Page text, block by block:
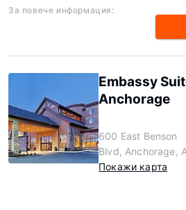
За повече информация:
Embassy
Anchorage
600 East Benson
Blvd, Anchorage,
Покажи карта